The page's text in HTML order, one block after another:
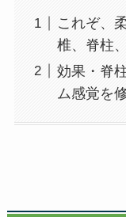
これぞ、
椎、脊柱
効果・脊
ム感覚を